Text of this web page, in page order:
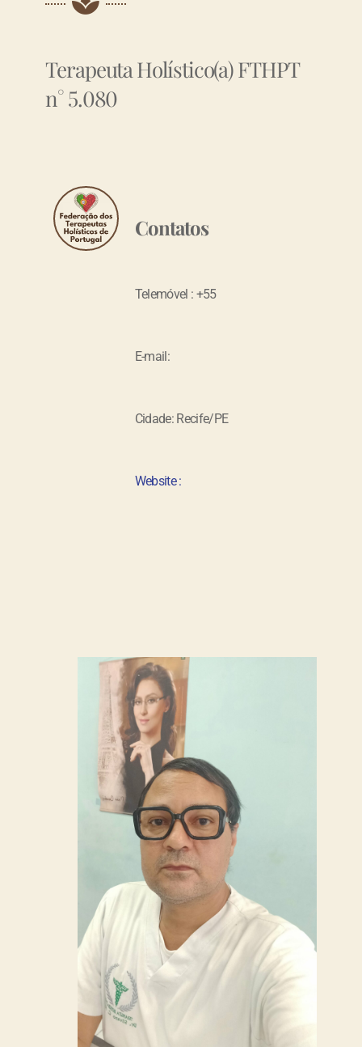
Terapeuta Holístico(a) FTHPT
n° 5.080
Contatos
Telemóvel : +55
E-mail:
Cidade: Recife/PE
Website :